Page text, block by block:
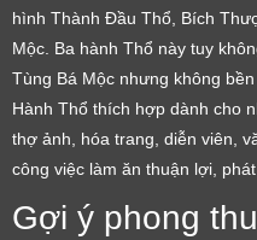
hình Thành Đầu Thổ, Bích
Mộc. Ba hành Thổ này tuy
Tùng Bá Mộc nhưng không
Hành Thổ thích hợp dành cho
thợ ảnh, hóa trang, diễn viên,
công việc làm ăn thuận lợi,
Gợi ý phong